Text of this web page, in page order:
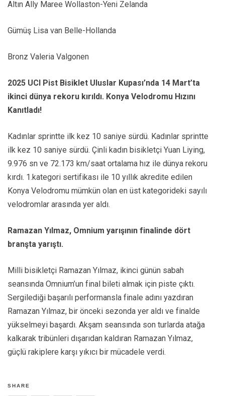
Altın Ally Maree Wollaston-Yeni Zelanda
Gümüş Lisa van Belle-Hollanda
Bronz Valeria Valgonen
2025 UCI Pist Bisiklet Uluslar Kupası’nda 14 Mart’ta
ikinci dünya rekoru kırıldı. Konya Velodromu Hızını
Kanıtladı!
Kadınlar sprintte ilk kez 10 saniye sürdü. Kadınlar sprintte
ilk kez 10 saniye sürdü. Çinli kadın bisikletçi Yuan Liying,
9.976 sn ve 72.173 km/saat ortalama hız ile dünya rekoru
kırdı. 1.kategori sertifikası ile 10 yıllık akredite edilen
Konya Velodromu mümkün olan en üst kategorideki sayılı
velodromlar arasında yer aldı.
Ramazan Yılmaz, Omnium yarışının finalinde dört
branşta yarıştı.
Milli bisikletçi Ramazan Yılmaz, ikinci günün sabah
seansında Omnium’un final bileti almak için piste çıktı.
Sergilediği başarılı performansla finale adını yazdıran
Ramazan Yılmaz, bir önceki sezonda yer aldı ve finalde
yükselmeyi başardı. Akşam seansında son turlarda atağa
kalkarak tribünleri dışarıdan kaldıran Ramazan Yılmaz,
güçlü rakiplere karşı yıkıcı bir mücadele verdi.
SHARE